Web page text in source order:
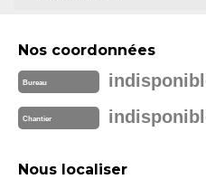
Nos coordonnées
Bureau
Chantier
Nous localiser